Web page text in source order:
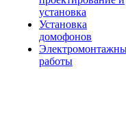
установка
Установка
домофонов
работы